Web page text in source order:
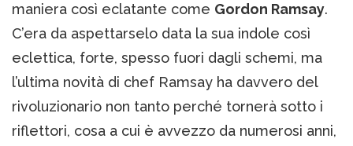
maniera così eclatante come Gordon Ramsay.
C’era da aspettarselo data la sua indole così
eclettica, forte, spesso fuori dagli schemi, ma
l’ultima novità di chef Ramsay ha davvero del
rivoluzionario non tanto perché tornerà sotto i
riflettori, cosa a cui è avvezzo da numerosi anni,